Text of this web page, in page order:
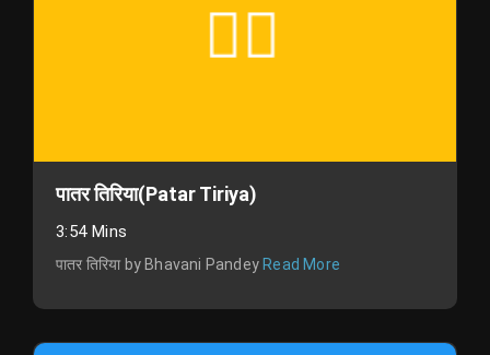
पातर तिरिया(Patar Tiriya)
3:54 Mins
पातर तिरिया by Bhavani Pandey Read More